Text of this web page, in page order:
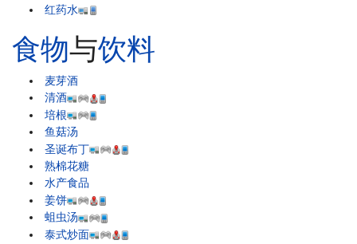
红药水
食物与饮料
麦芽酒
清酒
培根
鱼菇汤
圣诞布丁
熟棉花糖
水产食品
姜饼
蛆虫汤
泰式炒面